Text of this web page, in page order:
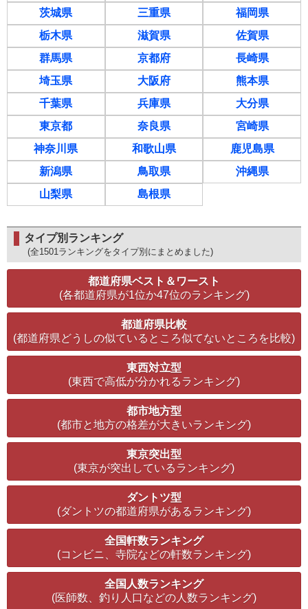
茨城県
栃木県
群馬県
埼玉県
千葉県
東京都
神奈川県
新潟県
山梨県
三重県
滋賀県
京都府
大阪府
兵庫県
奈良県
和歌山県
鳥取県
島根県
福岡県
佐賀県
長崎県
熊本県
大分県
宮崎県
鹿児島県
沖縄県
タイプ別ランキング
(全1501ランキングをタイプ別にまとめました)
都道府県ベスト＆ワースト
(各都道府県が1位か47位のランキング)
都道府県比較
(都道府県どうしの似ているところ似てないところを比較)
東西対立型
(東西で高低が分かれるランキング)
都市地方型
(都市と地方の格差が大きいランキング)
東京突出型
(東京が突出しているランキング)
ダントツ型
(ダントツの都道府県があるランキング)
全国軒数ランキング
(コンビニ、寺院などの軒数ランキング)
全国人数ランキング
(医師数、釣り人口などの人数ランキング)